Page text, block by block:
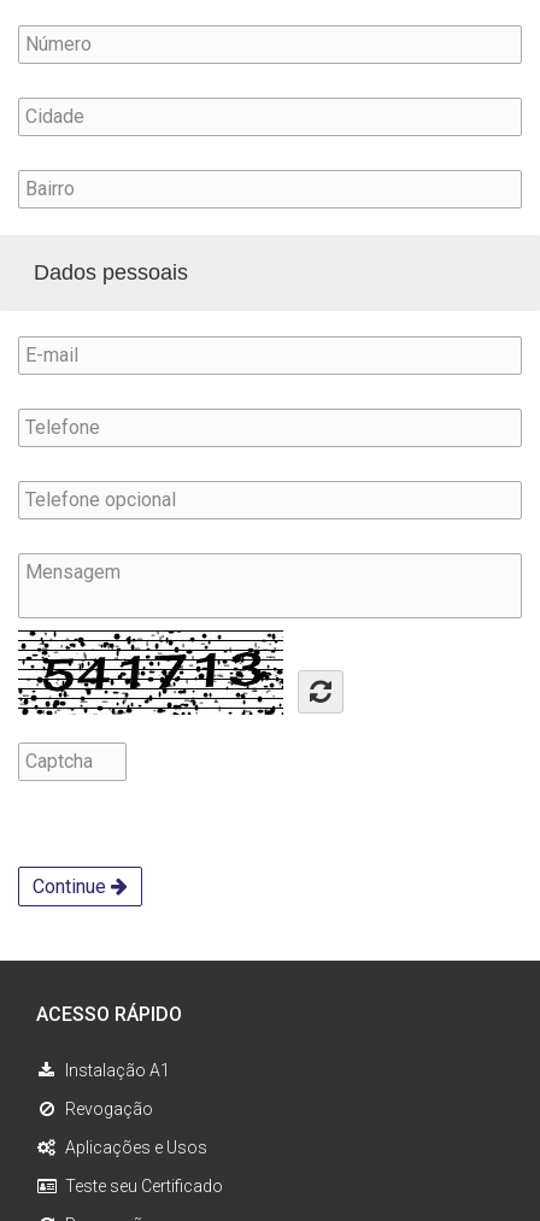
Dados pessoais
Continue
ACESSO RÁPIDO
Instalação A1
Revogação
Aplicações e Usos
Teste seu Certificado